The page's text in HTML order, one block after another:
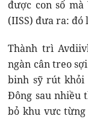
được con số
(IISS) đưa ra: đó
Thành trì
ngàn cân treo
binh sỹ rút khỏi
Đông sau nhiều
bỏ khu vưc